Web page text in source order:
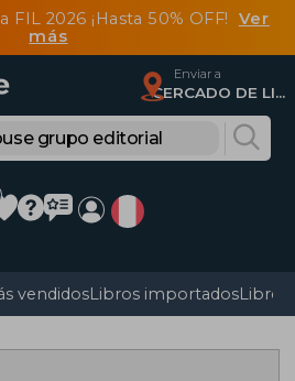
2026 ¡Hasta 50% OFF! Ver
más
Enviar a
CERCADO DE LIMA, Lima
vendidosLibros importadosLibros